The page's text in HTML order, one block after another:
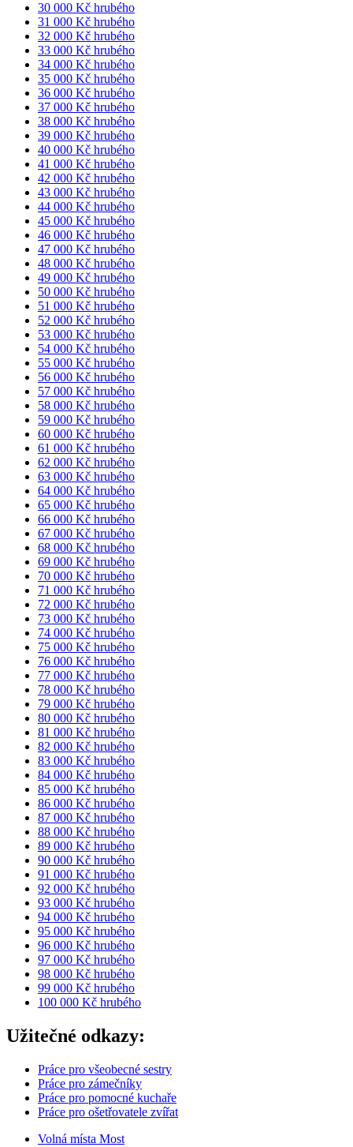
30 000 Kč hrubého
31 000 Kč hrubého
32 000 Kč hrubého
33 000 Kč hrubého
34 000 Kč hrubého
35 000 Kč hrubého
36 000 Kč hrubého
37 000 Kč hrubého
38 000 Kč hrubého
39 000 Kč hrubého
40 000 Kč hrubého
41 000 Kč hrubého
42 000 Kč hrubého
43 000 Kč hrubého
44 000 Kč hrubého
45 000 Kč hrubého
46 000 Kč hrubého
47 000 Kč hrubého
48 000 Kč hrubého
49 000 Kč hrubého
50 000 Kč hrubého
51 000 Kč hrubého
52 000 Kč hrubého
53 000 Kč hrubého
54 000 Kč hrubého
55 000 Kč hrubého
56 000 Kč hrubého
57 000 Kč hrubého
58 000 Kč hrubého
59 000 Kč hrubého
60 000 Kč hrubého
61 000 Kč hrubého
62 000 Kč hrubého
63 000 Kč hrubého
64 000 Kč hrubého
65 000 Kč hrubého
66 000 Kč hrubého
67 000 Kč hrubého
68 000 Kč hrubého
69 000 Kč hrubého
70 000 Kč hrubého
71 000 Kč hrubého
72 000 Kč hrubého
73 000 Kč hrubého
74 000 Kč hrubého
75 000 Kč hrubého
76 000 Kč hrubého
77 000 Kč hrubého
78 000 Kč hrubého
79 000 Kč hrubého
80 000 Kč hrubého
81 000 Kč hrubého
82 000 Kč hrubého
83 000 Kč hrubého
84 000 Kč hrubého
85 000 Kč hrubého
86 000 Kč hrubého
87 000 Kč hrubého
88 000 Kč hrubého
89 000 Kč hrubého
90 000 Kč hrubého
91 000 Kč hrubého
92 000 Kč hrubého
93 000 Kč hrubého
94 000 Kč hrubého
95 000 Kč hrubého
96 000 Kč hrubého
97 000 Kč hrubého
98 000 Kč hrubého
99 000 Kč hrubého
100 000 Kč hrubého
Užitečné odkazy:
Práce pro všeobecné sestry
Práce pro zámečníky
Práce pro pomocné kuchaře
Práce pro ošetřovatele zvířat
Volná místa Most